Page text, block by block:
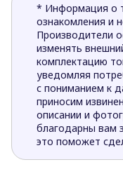
* Информация о
ознакомления и
Производители
изменять
комплектацию
уведомляя
с пониманием к
приносим
описании и
благодарны вам
это поможет